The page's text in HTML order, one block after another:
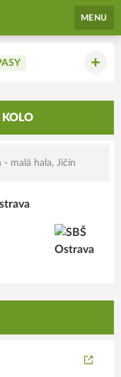
MENU
KOLO
malá hala, Jičín